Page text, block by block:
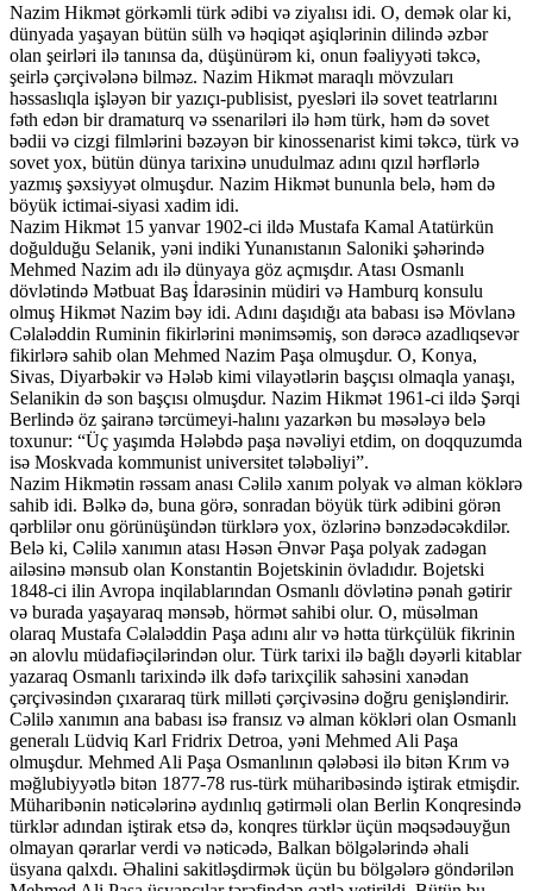
Nazim Hikmət görkəmli türk ədibi və ziyalısı idi. O, demək olar ki,
dünyada yaşayan bütün sülh və həqiqət aşiqlərinin dilində əzbər
olan şeirləri ilə tanınsa da, düşünürəm ki, onun fəaliyyəti təkcə,
şeirlə çərçivələnə bilməz. Nazim Hikmət maraqlı mövzuları
həssaslıqla işləyən bir yazıçı-publisist, pyesləri ilə sovet teatrlarını
fəth edən bir dramaturq və ssenariləri ilə həm türk, həm də sovet
bədii və cizgi filmlərini bəzəyən bir kinossenarist kimi təkcə, türk və
sovet yox, bütün dünya tarixinə unudulmaz adını qızıl hərflərlə
yazmış şəxsiyyət olmuşdur. Nazim Hikmət bununla belə, həm də
böyük ictimai-siyasi xadim idi.
Nazim Hikmət 15 yanvar 1902-ci ildə Mustafa Kamal Atatürkün
doğulduğu Selanik, yəni indiki Yunanıstanın Saloniki şəhərində
Mehmed Nazim adı ilə dünyaya göz açmışdır. Atası Osmanlı
dövlətində Mətbuat Baş İdarəsinin müdiri və Hamburq konsulu
olmuş Hikmət Nazim bəy idi. Adını daşıdığı ata babası isə Mövlanə
Cəlaləddin Ruminin fikirlərini mənimsəmiş, son dərəcə azadlıqsevər
fikirlərə sahib olan Mehmed Nazim Paşa olmuşdur. O, Konya,
Sivas, Diyarbəkir və Hələb kimi vilayətlərin başçısı olmaqla yanaşı,
Selanikin də son başçısı olmuşdur. Nazim Hikmət 1961-ci ildə Şərqi
Berlində öz şairanə tərcümeyi-halını yazarkən bu məsələyə belə
toxunur: “Üç yaşımda Hələbdə paşa nəvəliyi etdim, on doqquzumda
isə Moskvada kommunist universitet tələbəliyi”.
Nazim Hikmətin rəssam anası Cəlilə xanım polyak və alman köklərə
sahib idi. Bəlkə də, buna görə, sonradan böyük türk ədibini görən
qərblilər onu görünüşündən türklərə yox, özlərinə bənzədəcəkdilər.
Belə ki, Cəlilə xanımın atası Həsən Ənvər Paşa polyak zadəgan
ailəsinə mənsub olan Konstantin Bojetskinin övladıdır. Bojetski
1848-ci ilin Avropa inqilablarından Osmanlı dövlətinə pənah gətirir
və burada yaşayaraq mənsəb, hörmət sahibi olur. O, müsəlman
olaraq Mustafa Cəlaləddin Paşa adını alır və hətta türkçülük fikrinin
ən alovlu müdafiəçilərindən olur. Türk tarixi ilə bağlı dəyərli kitablar
yazaraq Osmanlı tarixində ilk dəfə tarixçilik sahəsini xanədan
çərçivəsindən çıxararaq türk milləti çərçivəsinə doğru genişləndirir.
Cəlilə xanımın ana babası isə fransız və alman kökləri olan Osmanlı
generalı Lüdviq Karl Fridrix Detroa, yəni Mehmed Ali Paşa
olmuşdur. Mehmed Ali Paşa Osmanlının qələbəsi ilə bitən Krım və
məğlubiyyətlə bitən 1877-78 rus-türk müharibəsində iştirak etmişdir.
Müharibənin nəticələrinə aydınlıq gətirməli olan Berlin Konqresində
türklər adından iştirak etsə də, konqres türklər üçün məqsədəuyğun
olmayan qərarlar verdi və nəticədə, Balkan bölgələrində əhali
üsyana qalxdı. Əhalini sakitləşdirmək üçün bu bölgələrə göndərilən